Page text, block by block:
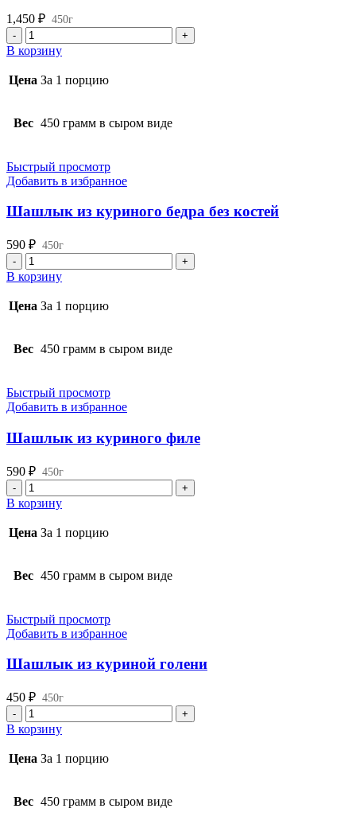
1,450 ₽ 450г
Количество
товара
Шашлык
из
В корзину
Цена За 1 порцию
Вес 450 грамм в сыром виде
Быстрый просмотр
Добавить в избранное
Шашлык из куриного бедра без костей
590 ₽ 450г
Количество
товара
Шашлык
из
без
В корзину
Цена За 1 порцию
Вес 450 грамм в сыром виде
Быстрый просмотр
Добавить в избранное
Шашлык из куриного филе
590 ₽ 450г
Количество
товара
Шашлык
из
В корзину
Цена За 1 порцию
Вес 450 грамм в сыром виде
Быстрый просмотр
Добавить в избранное
Шашлык из куриной голени
450 ₽ 450г
Количество
товара
Шашлык
из
В корзину
Цена За 1 порцию
Вес 450 грамм в сыром виде